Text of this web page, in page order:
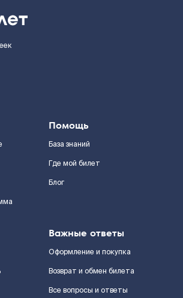
Помощь
База знаний
Где мой билет
Блог
Важные ответы
Оформление и покупка
Возврат и обмен билета
Все вопросы и ответы